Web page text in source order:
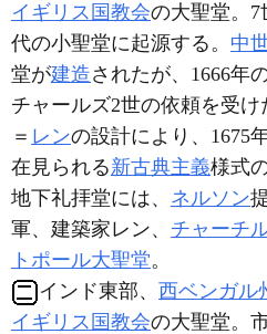
イギリス国教会の大聖堂。
代の小聖堂に起源する。 中
堂が建造されたが、1666年
チャールズ2世の依頼を受
＝ レンの設計により、1675
在見られる新古典主義様式
地下礼拝堂には、 ネルソン
軍、建築家レン、 チャーチ
トポール大聖堂。
インド東部、 西ベンガル
イギリス国教会の大聖堂。